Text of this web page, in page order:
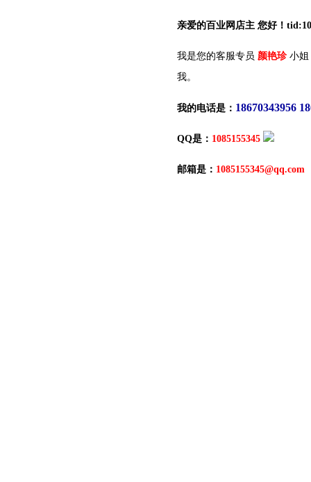
亲爱的百业网店主 您好！
我是您的客服专员 颜艳珍小姐
我。
我的电话是： 18670343956
QQ是： 1085155345
邮箱是： 1085155345@qq.com